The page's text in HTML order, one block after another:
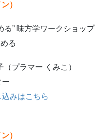
）
” 味方学ワークショップ
る
プラマー くみこ）
みはこちら
）